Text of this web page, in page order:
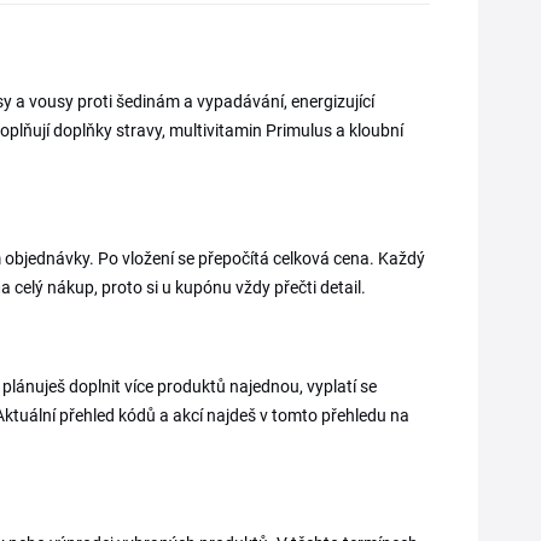
a vousy proti šedinám a vypadávání, energizující
doplňky stravy, multivitamin Primulus a kloubní
Po vložení se přepočítá celková cena. Každý
celý nákup, proto si u kupónu vždy přečti detail.
doplnit více produktů najednou, vyplatí se
přehled kódů a akcí najdeš v tomto přehledu na